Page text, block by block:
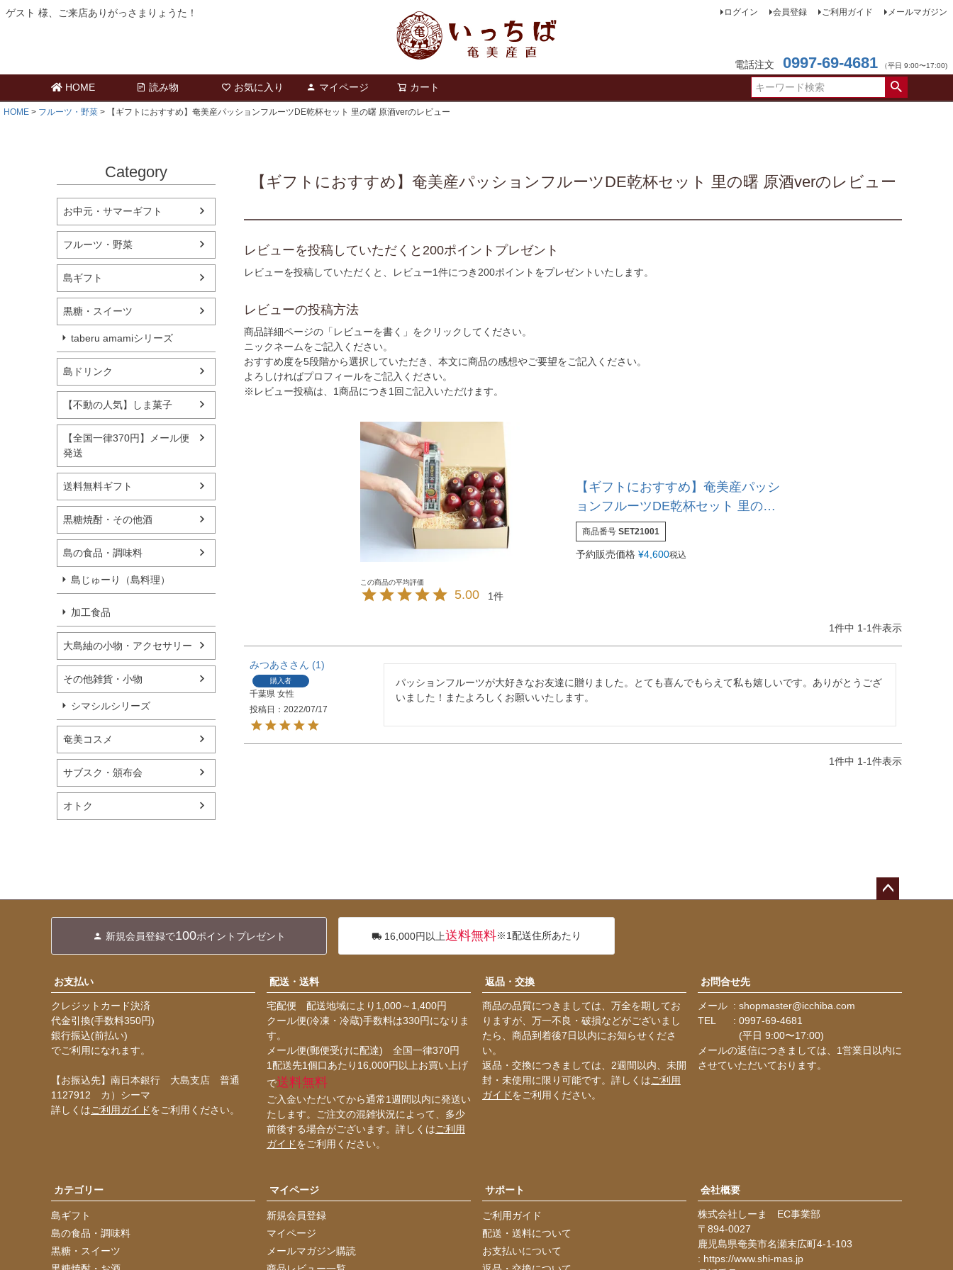
ゲスト 様、ご来店ありがっさまりょうた！ ログイン 会員登録 ご利用ガイド メールマガジン
電話注文 0997-69-4681 （平日 9:00〜17:00)
HOME 読み物 お気に入り マイページ カート
HOME フルーツ・野菜 【ギフトにおすすめ】奄美産パッションフルーツDE乾杯セット 里の曙 原酒verのレビュー
Category
お中元・サマーギフト
フルーツ・野菜
島ギフト
黒糖・スイーツ
taberu amamiシリーズ
島ドリンク
【不動の人気】しま菓子
【全国一律370円】メール便
発送
送料無料ギフト
黒糖焼酎・その他酒
島の食品・調味料
島じゅーり（島料理）
加工食品
大島紬の小物・アクセサリー
その他雑貨・小物
シマシルシリーズ
奄美コスメ
サブスク・頒布会
オトク
【ギフトにおすすめ】奄美産パッションフルーツDE乾杯セット 里の曙 原酒verのレビュー
レビューを投稿していただくと200ポイントプレゼント
レビューを投稿していただくと、レビュー1件につき200ポイントをプレゼントいたします。
レビューの投稿方法
商品詳細ページの「レビューを書く」をクリックしてください。
ニックネームをご記入ください。
おすすめ度を5段階から選択していただき、本文に商品の感想やご要望をご記入ください。
よろしければプロフィールをご記入ください。
※レビュー投稿は、1商品につき1回ご記入いただけます。
【ギフトにおすすめ】奄美産パッシ
ョンフルーツDE乾杯セット 里の曙
原酒ver
商品番号 SET21001
予約販売価格 ¥4,600税込
5.00 1
1件中 1-1件表示
みつあさ 1
購入者
千葉県 女性
投稿日
2022/07/17
パッションフルーツが大好きなお友達に贈りました。とても喜んでもらえて私も嬉しいです。ありがとうござ
いました！またよろしくお願いいたします。
1件中 1-1件表示
新規会員登録で100ポイントプレゼント 16,000円以上送料無料※1配送住所あたり
お支払い
クレジットカード決済
代金引換(手数料350円)
銀行振込(前払い)
でご利用になれます。
【お振込先】南日本銀行 大島支店 普通
1127912 カ）シーマ
詳しくはご利用ガイドをご利用ください。
配送・送料
宅配便 配送地域により1,000～1,400円
クール便(冷凍・冷蔵)手数料は330円になりま
す。
メール便(郵便受けに配達) 全国一律370円
1配送先1個口あたり16,000円以上お買い上げ
で送料無料
ご入金いただいてから通常1週間以内に発送い
たします。ご注文の混雑状況によって、多少
前後する場合がございます。詳しくはご利用
ガイドをご利用ください。
返品・交換
商品の品質につきましては、万全を期してお
りますが、万一不良・破損などがございまし
たら、商品到着後7日以内にお知らせくださ
い。
返品・交換につきましては、2週間以内、未開
封・未使用に限り可能です。詳しくはご利用
ガイドをご利用ください。
お問合せ先
メール
shopmaster@icchiba.com
TEL
0997-69-4681
(平日 9:00〜17:00)
メールの返信につきましては、1営業日以内に
させていただいております。
カテゴリー
島ギフト
島の食品・調味料
黒糖・スイーツ
マイページ
新規会員登録
マイページ
メールマガジン購読
サポート
ご利用ガイド
配送・送料について
お支払いについて
会社概要
株式会社しーま EC事業部
894-0027
鹿児島県奄美市名瀬末広町4-1-103
https://www.shi-mas.jp